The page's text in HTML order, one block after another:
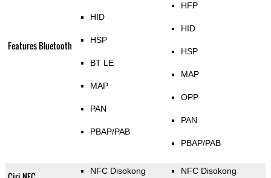
Features Bluetooth
HID
HSP
BT LE
MAP
PAN
PBAP/PAB
HFP
HID
HSP
MAP
OPP
PAN
PBAP/PAB
NFC Disokong NFC Disokong